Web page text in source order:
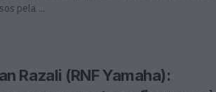
pela ...
Razali (RNF Yamaha):